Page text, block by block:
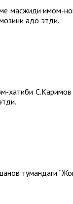
масжиди имом-
адо этди.
хатиби
тумандаги